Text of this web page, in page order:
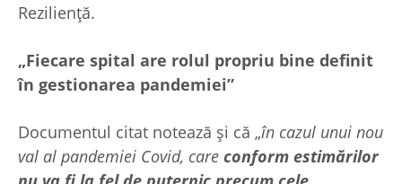
Reziliență.
„Fiecare spital are rolul propriu bine definit
în gestionarea pandemiei”
Documentul citat notează și că „în cazul unui nou
val al pandemiei Covid, care conform estimărilor